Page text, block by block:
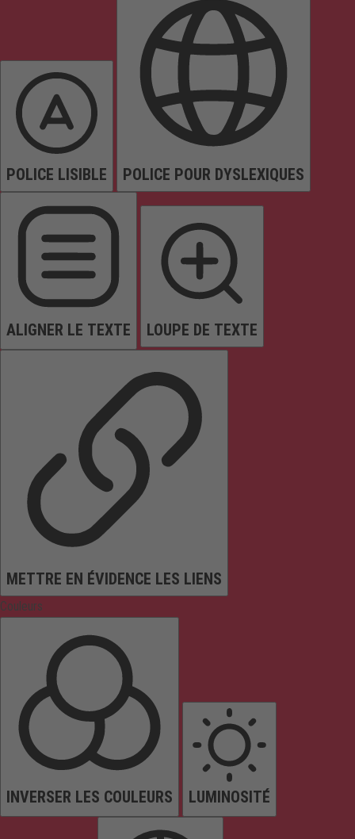
POLICE LISIBLE POLICE POUR DYSLEXIQUES
ALIGNER LE TEXTE LOUPE DE TEXTE
METTRE EN ÉVIDENCE LES LIENS
Couleurs
INVERSER LES COULEURS LUMINOSITÉ